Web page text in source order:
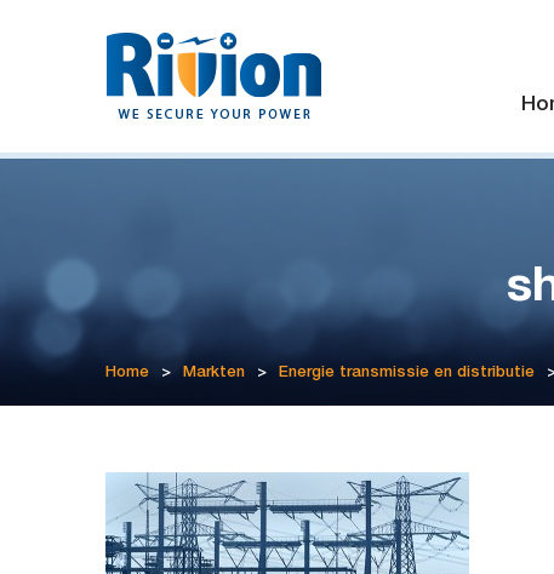
Home > Markten > Energie transmissie en distributie